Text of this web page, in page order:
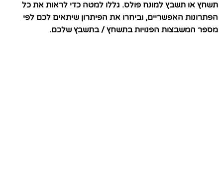
תשחץ או תשבץ למונח פולס. גללו למטה כדי לראות את כל
הפתרונות האפשריים, וביחרו את הפיתרון שיתאים לכם לפי
מספר המשבצות הפנויות בתשחץ / בתשבץ שלכם.